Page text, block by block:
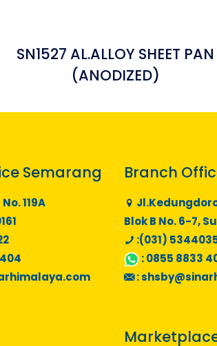
SN1527 AL.ALLOY SHEET PAN
(ANODIZED)
Semarang
119A
Branch
Blok B No. 6-7,
:(031)
:0855 8833
: